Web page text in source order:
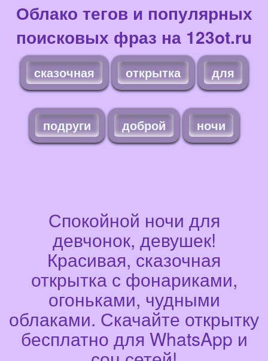
Облако тегов и популярных
поисковых фраз на 123ot.ru
сказочная открытка для
подруги доброй ночи
Спокойной ночи для
девчонок, девушек!
Красивая, сказочная
открытка с фонариками,
огоньками, чудными
облаками. Скачайте открытку
бесплатно для WhatsApp и